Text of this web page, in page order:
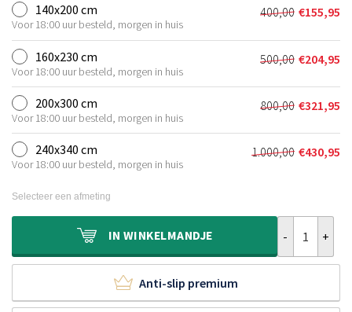
140x200 cm
Voor 18:00 uur besteld, morgen in huis
400,00
prijs
was:
€400,00.
€155,95
Huidige
prijs
is:
€155,95.
160x230 cm
Voor 18:00 uur besteld, morgen in huis
500,00
prijs
was:
€500,00.
€204,95
Huidige
prijs
is:
€204,95.
200x300 cm
Voor 18:00 uur besteld, morgen in huis
800,00
prijs
was:
€800,00.
€321,95
Huidige
prijs
is:
€321,95.
240x340 cm
Voor 18:00 uur besteld, morgen in huis
1.000,00 €430,95
Huidige
Selecteer een afmeting
IN WINKELMANDJE
Anti-slip premium